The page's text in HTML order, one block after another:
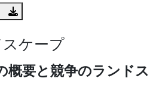
ケープ
概要と競争のランドス